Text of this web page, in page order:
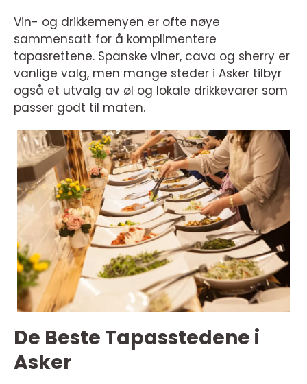
Vin- og drikkemenyen er ofte nøye
sammensatt for å komplimentere
tapasrettene. Spanske viner, cava og sherry er
vanlige valg, men mange steder i Asker tilbyr
også et utvalg av øl og lokale drikkevarer som
passer godt til maten.
De Beste Tapasstedene i
Asker